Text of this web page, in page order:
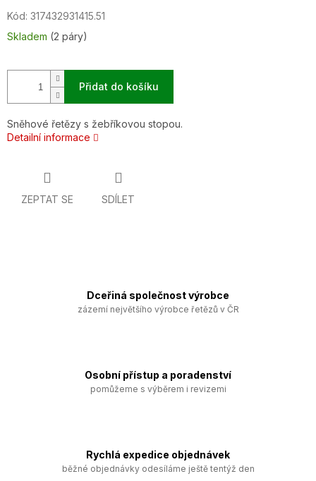
cena:
Kód: 317432931415.51
Skladem (2 páry)
Přidat do košíku
Sněhové řetězy s žebříkovou stopou.
Detailní informace
ZEPTAT SE SDÍLET
Dceřiná společnost výrobce
zázemí největšího výrobce řetězů v ČR
Osobní přístup a poradenství
pomůžeme s výběrem i revizemi
Rychlá expedice objednávek
běžné objednávky odesíláme ještě tentýž den